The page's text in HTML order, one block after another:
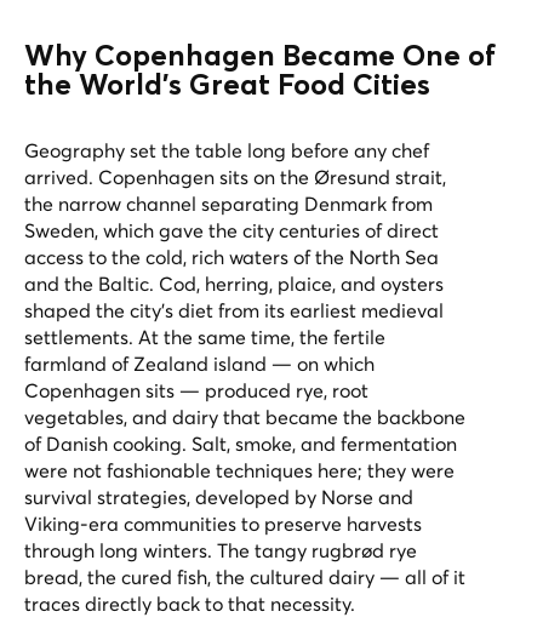
Why Copenhagen Became One of
the World's Great Food Cities
Geography set the table long before any chef
arrived. Copenhagen sits on the Øresund strait,
the narrow channel separating Denmark from
Sweden, which gave the city centuries of direct
access to the cold, rich waters of the North Sea
and the Baltic. Cod, herring, plaice, and oysters
shaped the city's diet from its earliest medieval
settlements. At the same time, the fertile
farmland of Zealand island — on which
Copenhagen sits — produced rye, root
vegetables, and dairy that became the backbone
of Danish cooking. Salt, smoke, and fermentation
were not fashionable techniques here; they were
survival strategies, developed by Norse and
Viking-era communities to preserve harvests
through long winters. The tangy rugbrød rye
bread, the cured fish, the cultured dairy — all of it
traces directly back to that necessity.